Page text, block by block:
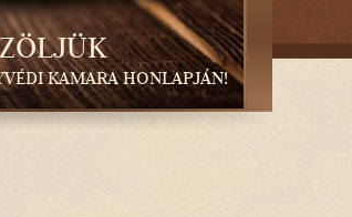
KAMARA HONLAPJÁN!